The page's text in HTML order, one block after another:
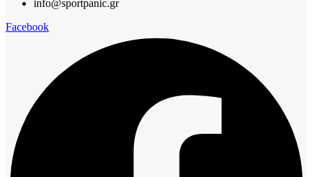
info@sportpanic.gr
Facebook